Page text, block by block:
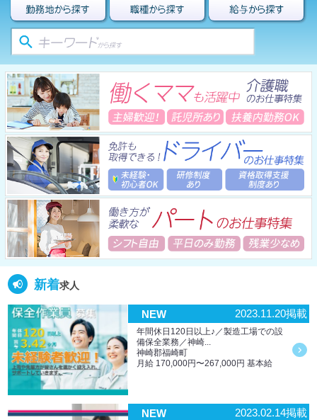
新着求人
NEW 2023.11.20掲載
年間休日120日以上♪／製造工場での設
備保全業務／神崎...
神崎郡福崎町
月給 170,000円〜267,000円 基本給
NEW 2023.02.14掲載